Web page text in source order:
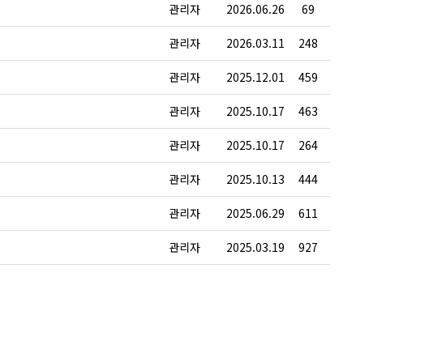
관리자 2026.06.26 69
관리자 2026.03.11 248
관리자 2025.12.01 459
관리자 2025.10.17 463
관리자 2025.10.17 264
관리자 2025.10.13 444
관리자 2025.06.29 611
관리자 2025.03.19 927